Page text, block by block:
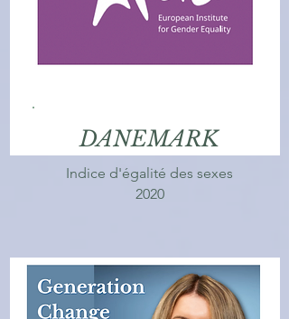
DANEMARK
Indice d'égalité des sexes
2020